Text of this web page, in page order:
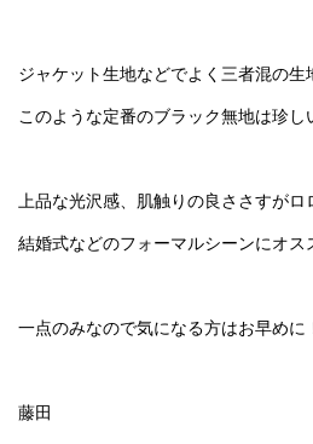
ジャケット生地などでよく三者混の生
このような定番のブラック無地は珍し
上品な光沢感、肌触りの良ささすがロ
結婚式などのフォーマルシーンにオス
一点のみなので気になる方はお早めに
藤田